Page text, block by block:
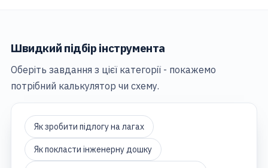
Швидкий підбір інструмента
Оберіть завдання з цієї категорії - покажемо
потрібний калькулятор чи схему.
Як зробити підлогу на лагах
Як покласти інженерну дошку